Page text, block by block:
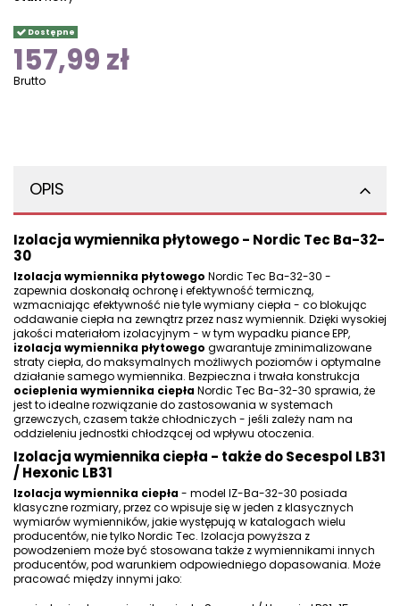
Dostępne
157,99 zł
Brutto
OPIS
Izolacja wymiennika płytowego - Nordic Tec Ba-32-
30
Izolacja wymiennika płytowego Nordic Tec Ba-32-30 -
zapewnia doskonałą ochronę i efektywność termiczną,
wzmacniając efektywność nie tyle wymiany ciepła - co blokując
oddawanie ciepła na zewnątrz przeznasz wymiennik. Dzięki wysokiej
jakości materiałom izolacyjnym - w tym wypadku piance EPP,
izolacja wymiennika płytowego gwarantuje zminimalizowane
straty ciepła, do maksymalnych możliwych poziomów i optymalne
działanie samego wymiennika. Bezpieczna i trwała konstrukcja
ocieplenia wymiennika ciepłaNordic Tec Ba-32-30 sprawia, że
jest to idealne rozwiązanie do zastosowania w systemach
grzewczych, czasem także chłodniczych - jeśli zależy nam na
oddzieleniu jednostki chłodzącej od wpływu otoczenia.
Izolacja wymiennika ciepła - także do Secespol LB31
/ Hexonic LB31
Izolacja wymiennika ciepła- model IZ-Ba-32-30 posiada
klasyczne rozmiary, przez co wpisuje się w jeden z klasycznych
wymiarów wymienników, jakie występują w katalogach wielu
producentów, nie tylko Nordic Tec. Izolacja powyższa z
powodzeniem może być stosowana także z wymiennikami innych
producentów, pod warunkiem odpowiedniego dopasowania. Może
pracować między innymi jako: